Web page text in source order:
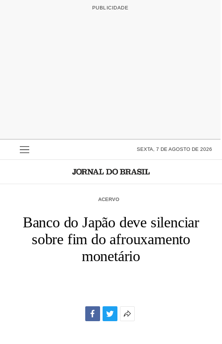
SEXTA, 7 DE AGOSTO DE 2026
ACERVO
Banco do Japão deve silenciar
sobre fim do afrouxamento
monetário